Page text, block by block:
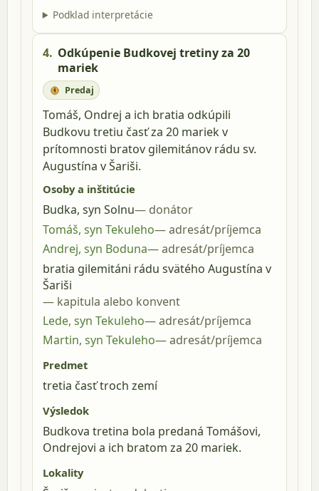
Podklad interpretácie
4. Odkúpenie Budkovej tretiny za 20
mariek
Predaj
Tomáš, Ondrej a ich bratia odkúpili
Budkovu tretiu časť za 20 mariek v
prítomnosti bratov gilemitánov rádu sv.
Augustína v Šariši.
Osoby a inštitúcie
Budka, syn Solnu
donátor
Tomáš, syn Tekuleho
adresát/príjemca
Andrej, syn Boduna
adresát/príjemca
bratia gilemitáni rádu svätého Augustína v
Šariši
kapitula alebo konvent
Lede, syn Tekuleho
adresát/príjemca
Martin, syn Tekuleho
adresát/príjemca
Predmet
tretia časť troch zemí
Výsledok
Budkova tretina bola predaná Tomášovi,
Ondrejovi a ich bratom za 20 mariek.
Lokality